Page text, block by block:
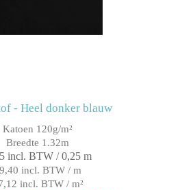
- Heel donker blauw
Katoen 120g/m²
Breedte 1.32m
incl. BTW / 0,25 m
incl. BTW / m
incl. BTW / m²